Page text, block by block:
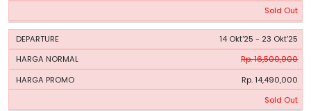
Sold Out
14 Okt'25 - 23 Okt'25
Rp. 16,500,000
Rp. 14,490,000
Sold Out